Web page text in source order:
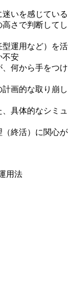
いを感じている
さで判断してし
運用など）を活
不安
、何から手をつけ
画的な取り崩し
具体的なシミュ
終活）に関心が
用法